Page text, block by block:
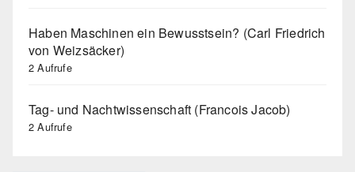
Haben Maschinen ein Bewusstsein? (Carl Friedrich
von Weizsäcker)
2 Aufrufe
Tag- und Nachtwissenschaft (Francois Jacob)
2 Aufrufe